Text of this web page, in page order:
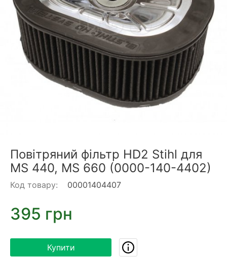
Повітряний фільтр HD2 Stihl для
MS 440, MS 660 (0000-140-4402)
Код товару: 00001404407
395 грн
Купити